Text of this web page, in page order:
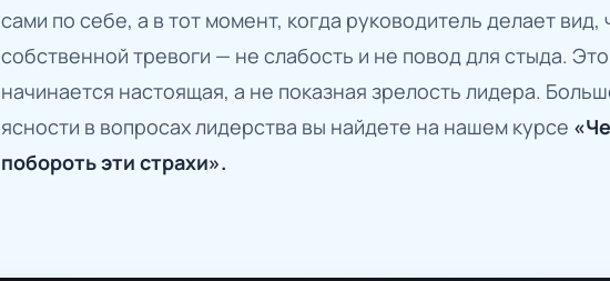
сами по себе, а в тот момент, когда руководитель делает
собственной тревоги — не слабость и не повод для стыда.
начинается настоящая, а не показная зрелость лидера.
ясности в вопросах лидерства вы найдете на нашем курсе
побороть эти страхи».